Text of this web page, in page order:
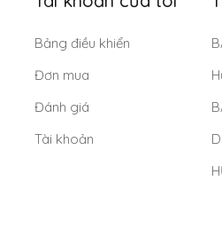
Bảng điều khiển
Đơn mua
Đánh giá
Tài khoản